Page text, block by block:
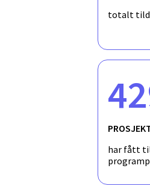
totalt
har fått